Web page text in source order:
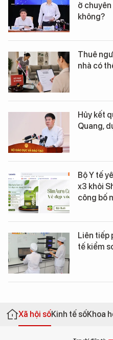
ở
không?
Thuê
nhà có
Hủy kết
Quang,
Bộ Y tế
x3 khỏi
công bố
Liên tiếp
tế kiểm
Xã hội sốKinh tế sốKhoa